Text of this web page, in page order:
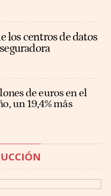
los centros de datos
de euros en el
un 19,4% más